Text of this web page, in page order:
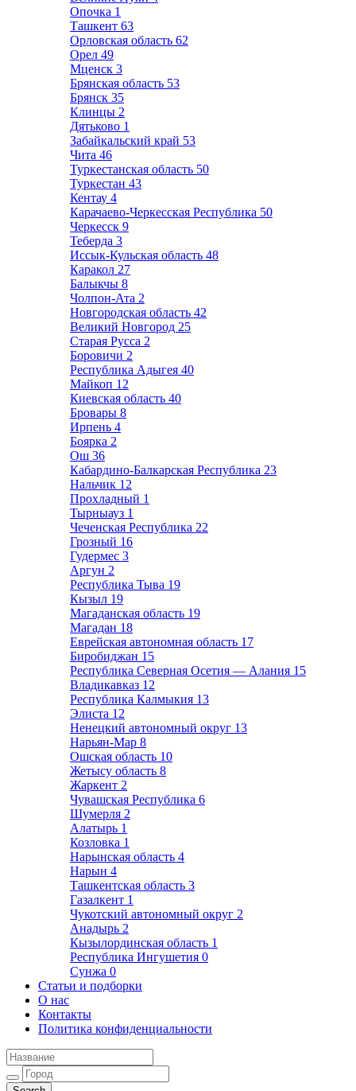
Опочка 1
Ташкент 63
Орловская область 62
Орел 49
Мценск 3
Брянская область 53
Брянск 35
Клинцы 2
Дятьково 1
Забайкальский край 53
Чита 46
Туркестанская область 50
Туркестан 43
Кентау 4
Карачаево-Черкесская Республика 50
Черкесск 9
Теберда 3
Иссык-Кульская область 48
Каракол 27
Балыкчы 8
Чолпон-Ата 2
Новгородская область 42
Великий Новгород 25
Старая Русса 2
Боровичи 2
Республика Адыгея 40
Майкоп 12
Киевская область 40
Бровары 8
Ирпень 4
Боярка 2
Ош 36
Кабардино-Балкарская Республика 23
Нальчик 12
Прохладный 1
Тырныауз 1
Чеченская Республика 22
Грозный 16
Гудермес 3
Аргун 2
Республика Тыва 19
Кызыл 19
Магаданская область 19
Магадан 18
Еврейская автономная область 17
Биробиджан 15
Республика Северная Осетия — Алания 15
Владикавказ 12
Республика Калмыкия 13
Элиста 12
Ненецкий автономный округ 13
Нарьян-Мар 8
Ошская область 10
Жетысу область 8
Жаркент 2
Чувашская Республика 6
Шумерля 2
Алатырь 1
Козловка 1
Нарынская область 4
Нарын 4
Ташкентская область 3
Газалкент 1
Чукотский автономный округ 2
Анадырь 2
Кызылординская область 1
Республика Ингушетия 0
Сунжа 0
Статьи и подборки
О нас
Контакты
Политика конфиденциальности